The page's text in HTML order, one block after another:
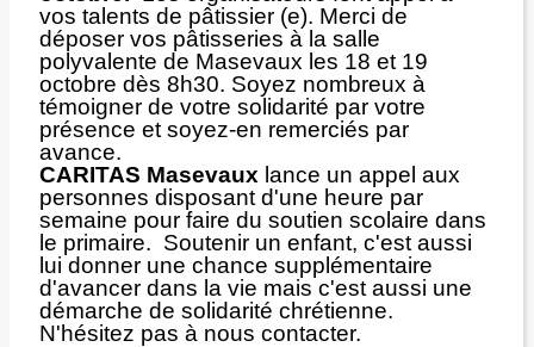
vos talents de pâtissier (e). Merci de
déposer vos pâtisseries à la salle
polyvalente de Masevaux les 18 et 19
octobre dès 8h30. Soyez nombreux à
témoigner de votre solidarité par votre
présence et soyez-en remerciés par
avance.
CARITAS Masevaux lance un appel aux
personnes disposant d'une heure par
semaine pour faire du soutien scolaire dans
le primaire. Soutenir un enfant, c'est aussi
lui donner une chance supplémentaire
d'avancer dans la vie mais c'est aussi une
démarche de solidarité chrétienne.
N'hésitez pas à nous contacter.